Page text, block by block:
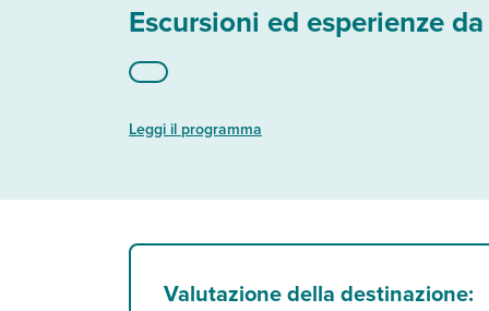
Escursioni ed esperienze
Leggi il programma
Valutazione della destinazione: